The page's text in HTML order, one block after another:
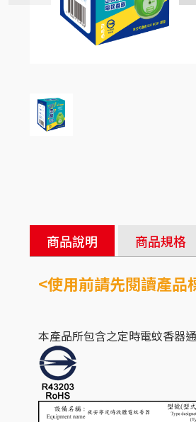
商品說明 商品規格
<使用前請先閱讀產品
本產品所包含之定時電蚊香器